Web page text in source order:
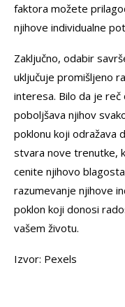
faktora možete
njihove individualne
Zaključno, odabir
uključuje promišljeno
interesa. Bilo da je
poboljšava njihov
poklonu koji odražava
stvara nove trenutke,
cenite njihovo
razumevanje njihove
poklon koji donosi
vašem životu.
Izvor: Pexels